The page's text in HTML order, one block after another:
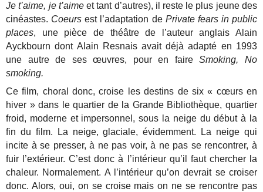
Je t’aime, je t’aimeet tant d’autres), il reste le plus jeune des
cinéastes. Coeursest l’adaptation de Private fears in public
places, une pièce de théâtre de l’auteur anglais Alain
Ayckbourn dont Alain Resnais avait déjà adapté en 1993
une autre de ses œuvres, pour en faireSmoking, No
smoking.
Ce film, choral donc, croise les destins de six « cœurs en
hiver » dans le quartier de la Grande Bibliothèque, quartier
froid, moderne et impersonnel, sous la neige du début à la
fin du film. La neige, glaciale, évidemment. La neige qui
incite à se presser, à ne pas voir, à ne pas se rencontrer, à
fuir l’extérieur. C’est donc à l’intérieur qu’il faut chercher la
chaleur. Normalement. A l’intérieur qu’on devrait se croiser
donc. Alors, oui, on se croise mais on ne se rencontre pas